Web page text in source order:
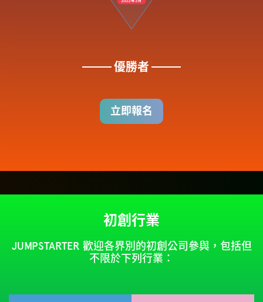
優勝者
立即報名
初創行業
JUMPSTARTER 歡迎各界別的初創公司參與，包括但
不限於下列行業：